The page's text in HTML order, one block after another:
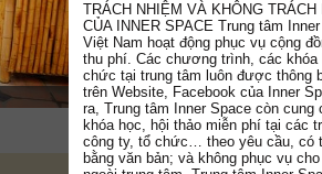
TRÁCH NHIỆM VÀ KHÔNG TRÁCH
CỦA INNER SPACE Trung tâm
Việt Nam hoạt động phục vụ cộng
thu phí. Các chương trình, các
chức tại trung tâm luôn được thông
trên Website, Facebook của Inner
ra, Trung tâm Inner Space còn cung
khóa học, hội thảo miễn phí tại các
công ty, tổ chức… theo yêu cầu, có
bằng văn bản; và không phục vụ